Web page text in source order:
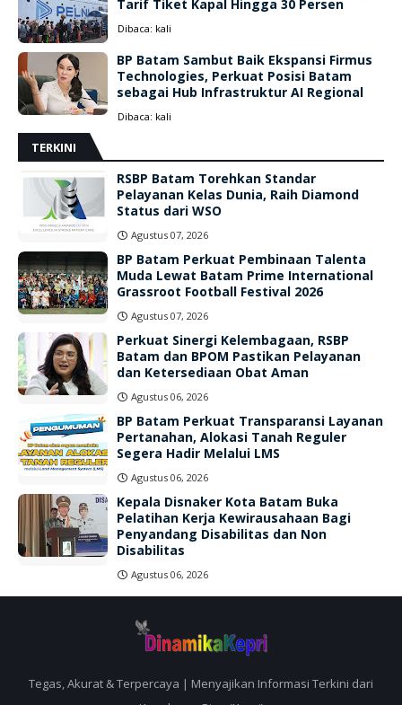
Tarif Tiket Kapal Hingga 30 Persen
Dibaca: kali
BP Batam Sambut Baik Ekspansi Firmus
Technologies, Perkuat Posisi Batam
sebagai Hub Infrastruktur AI Regional
Dibaca: kali
TERKINI
RSBP Batam Torehkan Standar
Pelayanan Kelas Dunia, Raih Diamond
Status dari WSO
Agustus 07, 2026
BP Batam Perkuat Pembinaan Talenta
Muda Lewat Batam Prime International
Grassroot Football Festival 2026
Agustus 07, 2026
Perkuat Sinergi Kelembagaan, RSBP
Batam dan BPOM Pastikan Pelayanan
dan Ketersediaan Obat Aman
Agustus 06, 2026
BP Batam Perkuat Transparansi Layanan
Pertanahan, Alokasi Tanah Reguler
Segera Hadir Melalui LMS
Agustus 06, 2026
Kepala Disnaker Kota Batam Buka
Pelatihan Kerja Kewirausahaan Bagi
Penyandang Disabilitas dan Non
Disabilitas
Agustus 06, 2026
Tegas, Akurat & Terpercaya | Menyajikan Informasi Terkini dari